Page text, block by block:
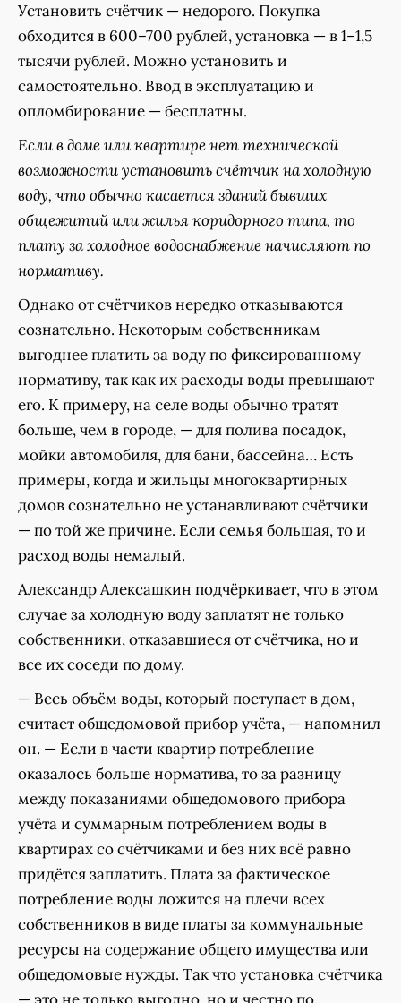
Установить счётчик — недорого. Покупка
обходится в 600–700 рублей, установка — в 1–1,5
тысячи рублей. Можно установить и
самостоятельно. Ввод в эксплуатацию и
опломбирование — бесплатны.
Если в доме или квартире нет технической
возможности установить счётчик на холодную
воду, что обычно касается зданий бывших
общежитий или жилья коридорного типа, то
плату за холодное водоснабжение начисляют по
нормативу.
Однако от счётчиков нередко отказываются
сознательно. Некоторым собственникам
выгоднее платить за воду по фиксированному
нормативу, так как их расходы воды превышают
его. К примеру, на селе воды обычно тратят
больше, чем в городе, — для полива посадок,
мойки автомобиля, для бани, бассейна… Есть
примеры, когда и жильцы многоквартирных
домов сознательно не устанавливают счётчики
— по той же причине. Если семья большая, то и
расход воды немалый.
Александр Алексашкин подчёркивает, что в этом
случае за холодную воду заплатят не только
собственники, отказавшиеся от счётчика, но и
все их соседи по дому.
— Весь объём воды, который поступает в дом,
считает общедомовой прибор учёта, — напомнил
он. — Если в части квартир потребление
оказалось больше норматива, то за разницу
между показаниями общедомового прибора
учёта и суммарным потреблением воды в
квартирах со счётчиками и без них всё равно
придётся заплатить. Плата за фактическое
потребление воды ложится на плечи всех
собственников в виде платы за коммунальные
ресурсы на содержание общего имущества или
общедомовые нужды. Так что установка счётчика